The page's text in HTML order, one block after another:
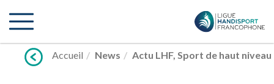
vers
Accueil
News Actu LHF, Sport de haut niveau